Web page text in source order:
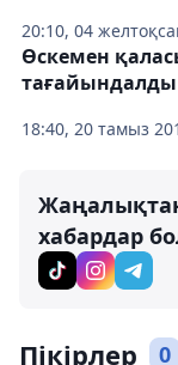
20:10, 04
18:40, 20 тамыз
Өскемен
тағайындалды
хабардар
Пікірлер 0